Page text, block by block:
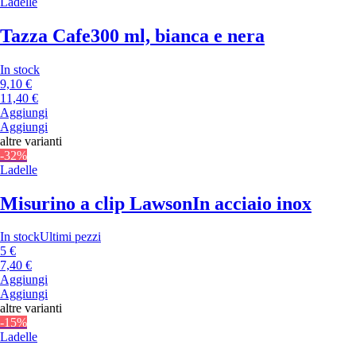
Tazza Cafe300 ml, bianca e nera
In stock
9,10 €
11,40 €
Aggiungi
Aggiungi
altre varianti
-32%
Ladelle
Misurino a clip LawsonIn acciaio inox
In stockUltimi pezzi
5 €
7,40 €
Aggiungi
Aggiungi
altre varianti
-15%
Ladelle